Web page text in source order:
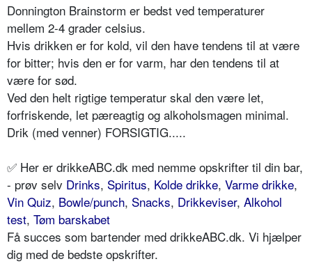
Donnington Brainstorm er bedst ved temperaturer
mellem 2-4 grader celsius.
Hvis drikken er for kold, vil den have tendens til at være
for bitter; hvis den er for varm, har den tendens til at
være for sød.
Ved den helt rigtige temperatur skal den være let,
forfriskende, let pæreagtig og alkoholsmagen minimal.
Drik (med venner) FORSIGTIG.....
✅ Her er drikkeABC.dk med nemme opskrifter til din bar,
- prøv selv Drinks, Spiritus, Kolde drikke, Varme drikke,
Vin Quiz, Bowle/punch, Snacks, Drikkeviser, Alkohol
test, Tøm barskabet
Få succes som bartender med drikkeABC.dk. Vi hjælper
dig med de bedste opskrifter.